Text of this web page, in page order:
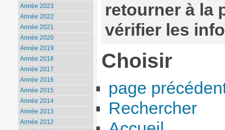
retourner à la
vérifier les
Choisir
page
Rechercher
Année 2023
Année 2022
Année 2021
Année 2020
Année 2019
Année 2018
Année 2017
Année 2016
Année 2015
Année 2014
Année 2013
Année 2012